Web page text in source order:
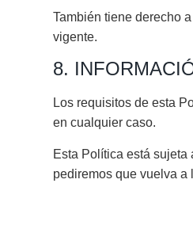
También tiene derecho
vigente.
8.
Los requisitos de esta
en cualquier caso.
Esta Política está
pediremos que vuelva a